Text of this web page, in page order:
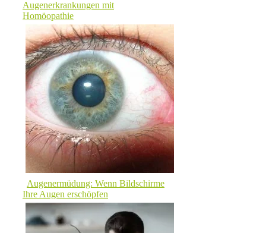
Augenerkrankungen mit
Homöopathie
Augenermüdung: Wenn Bildschirme
Ihre Augen erschöpfen